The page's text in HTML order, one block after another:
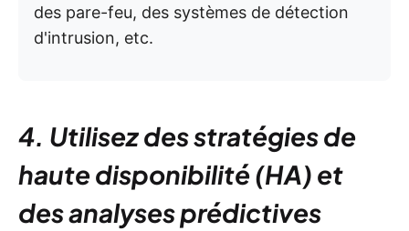
des pare-feu, des systèmes de détection
d'intrusion, etc.
4. Utilisez des stratégies de
haute disponibilité (HA) et
des analyses prédictives